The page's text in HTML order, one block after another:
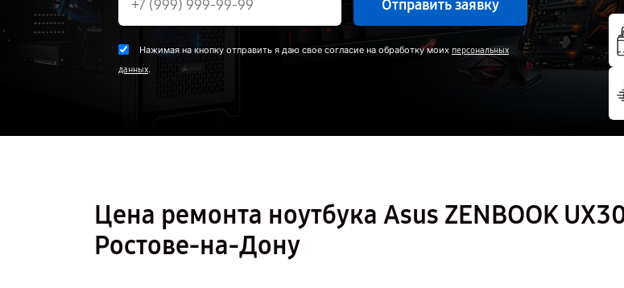
Отправить заявку
Нажимая на кнопку отправить я даю свое согласие на обработку моих персональных
данных.
Цена ремонта ноутбука Asus ZENBOOK
Ростове-на-Дону